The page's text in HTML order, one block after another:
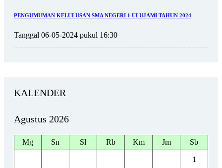
PENGUMUMAN KELULUSAN SMA NEGERI 1 ULUJAMI TAHUN 2024
Tanggal 06-05-2024 pukul 16:30
KALENDER
Agustus 2026
Mg Sn Sl Rb Km Jm Sb
1